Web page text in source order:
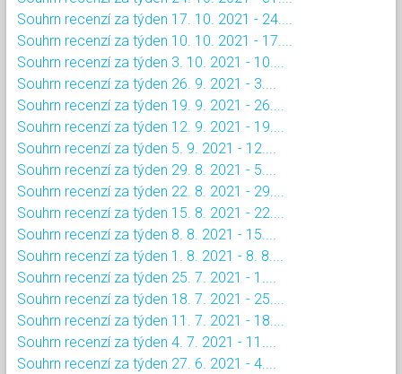
Souhrn recenzí za týden 17. 10. 2021 - 24....
Souhrn recenzí za týden 10. 10. 2021 - 17....
Souhrn recenzí za týden 3. 10. 2021 - 10....
Souhrn recenzí za týden 26. 9. 2021 - 3....
Souhrn recenzí za týden 19. 9. 2021 - 26....
Souhrn recenzí za týden 12. 9. 2021 - 19....
Souhrn recenzí za týden 5. 9. 2021 - 12....
Souhrn recenzí za týden 29. 8. 2021 - 5....
Souhrn recenzí za týden 22. 8. 2021 - 29....
Souhrn recenzí za týden 15. 8. 2021 - 22....
Souhrn recenzí za týden 8. 8. 2021 - 15....
Souhrn recenzí za týden 1. 8. 2021 - 8. 8....
Souhrn recenzí za týden 25. 7. 2021 - 1....
Souhrn recenzí za týden 18. 7. 2021 - 25....
Souhrn recenzí za týden 11. 7. 2021 - 18....
Souhrn recenzí za týden 4. 7. 2021 - 11....
Souhrn recenzí za týden 27. 6. 2021 - 4....